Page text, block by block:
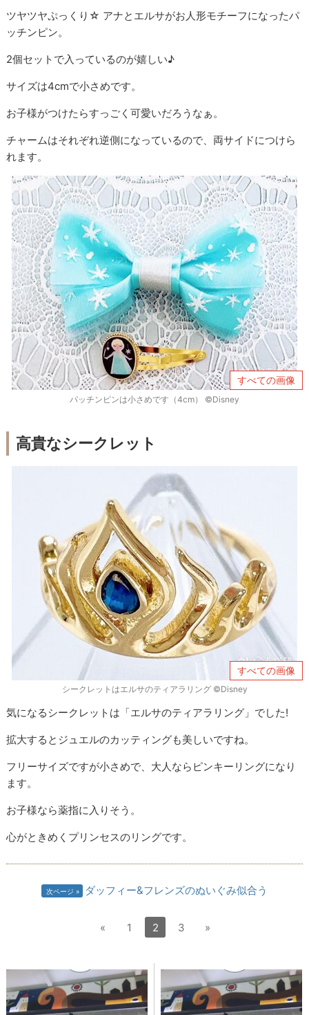
ツヤツヤぷっくり☆ アナとエルサがお人形モチーフになったパ
ッチンピン。
2個セットで入っているのが嬉しい♪
サイズは4cmで小さめです。
お子様がつけたらすっごく可愛いだろうなぁ。
チャームはそれぞれ逆側になっているので、両サイドにつけら
れます。
すべての画像
パッチンピンは小さめです（4cm） ©Disney
高貴なシークレット
すべての画像
シークレットはエルサのティアラリング ©Disney
気になるシークレットは「エルサのティアラリング」でした!
拡大するとジュエルのカッティングも美しいですね。
フリーサイズですが小さめで、大人ならピンキーリングになり
ます。
お子様なら薬指に入りそう。
心がときめくプリンセスのリングです。
次ページ ダッフィー&フレンズのぬいぐみ似合う
« 1 2 3 »